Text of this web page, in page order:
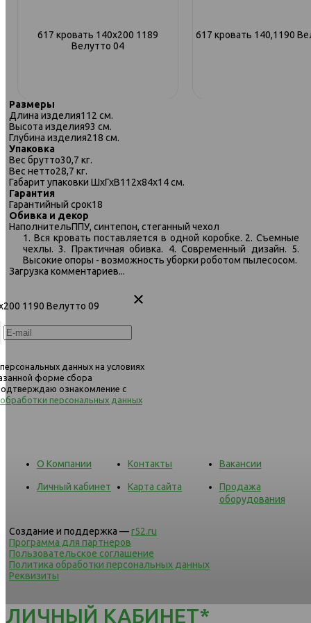
617 кровать 140х200 1189
Велутто 04
617 кровать 140,1190
617 кровать 160х200 906 Велутто
Размеры
Длина изделия112 см.
Высота изделия93 см.
Глубина изделия218 см.
Упаковка
Вес брутто30,7 кг.
Вес нетто28,7 кг.
Габарит упаковки ШхГхВ112х84х14 см.
Гарантия
Гарантийный срок18
Обивка и декор
НаполнительППУ, синтепон, стеганный чехол
1. Вся кровать поставляется в одной коробке. 2. Съемные
чехлы. 3. Практичная обивка. 4. Современный дизайн. 5.
Высокие опоры - возможность уборки роботом пылесосом.
Загрузка комментариев...
1190 Велутто 09
данных на условиях
форме сбора
ознакомление с
персональных данных
О Компании Контакты Вакансии
Личный кабинет Карта сайта
Продажа
оборудования
Создание и поддержка —r52.ru
Программа для партнеров
Пользовательское соглашение
Политика обработки персональных данных
Реквизиты
ЛИЧНЫЙ КАБИНЕТ*